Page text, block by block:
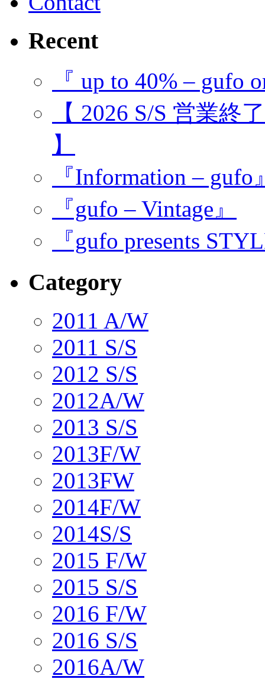
Recent
『 up to 40% – gufo
【 2026 S/S 営業終
】
『Information – gufo
『gufo – Vintage』
『gufo presents
Category
2011 A/W
2011 S/S
2012 S/S
2012A/W
2013 S/S
2013F/W
2013FW
2014F/W
2014S/S
2015 F/W
2015 S/S
2016 F/W
2016 S/S
2016A/W